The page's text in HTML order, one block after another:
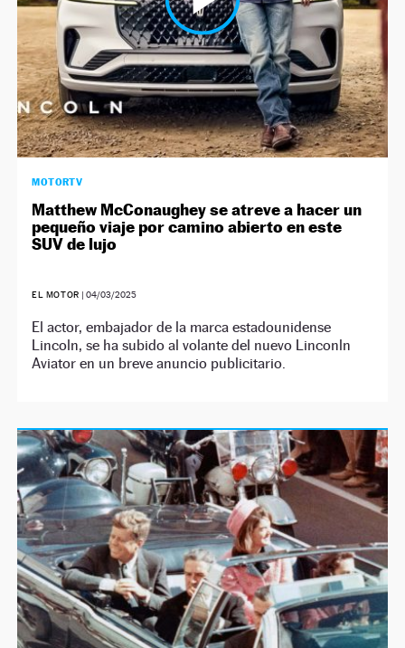
MOTORTV
Matthew McConaughey se atreve a hacer un
pequeño viaje por camino abierto en este
SUV de lujo
EL MOTOR |04/03/2025
El actor, embajador de la marca estadounidense
Lincoln, se ha subido al volante del nuevo Linconln
Aviator en un breve anuncio publicitario.